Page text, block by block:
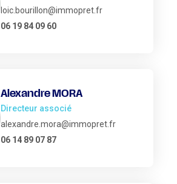
loic.bourillon@immopret.fr
06 19 84 09 60
Alexandre MORA
Directeur associé
alexandre.mora@immopret.fr
06 14 89 07 87